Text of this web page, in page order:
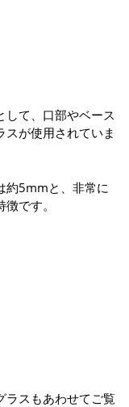
して、口部やベース
スが使用されていま
約5mmと、非常に
です。
ラスもあわせてご覧